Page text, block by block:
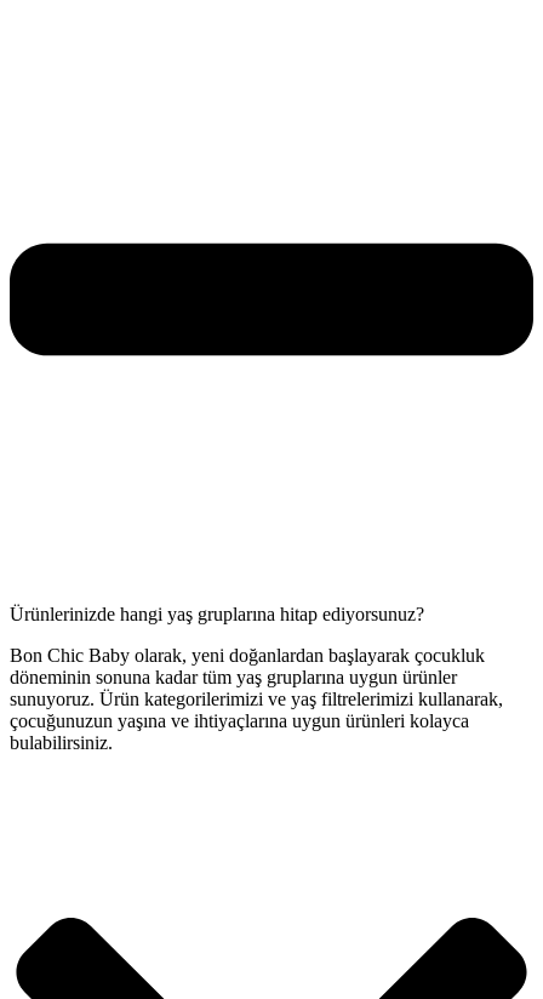
Ürünlerinizde hangi yaş gruplarına hitap ediyorsunuz?
Bon Chic Baby olarak, yeni doğanlardan başlayarak çocukluk
döneminin sonuna kadar tüm yaş gruplarına uygun ürünler
sunuyoruz. Ürün kategorilerimizi ve yaş filtrelerimizi kullanarak,
çocuğunuzun yaşına ve ihtiyaçlarına uygun ürünleri kolayca
bulabilirsiniz.